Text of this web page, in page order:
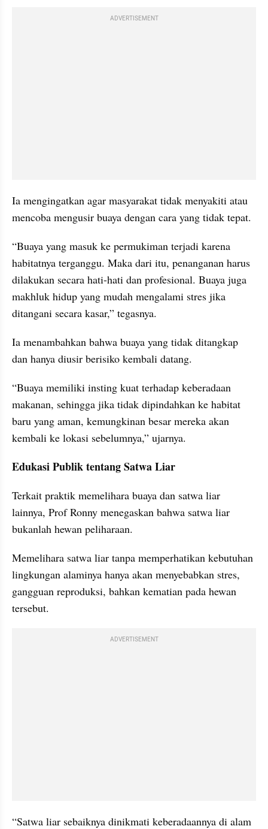
ADVERTISEMENT
Ia mengingatkan agar masyarakat tidak menyakiti atau
mencoba mengusir buaya dengan cara yang tidak tepat.
“Buaya yang masuk ke permukiman terjadi karena
habitatnya terganggu. Maka dari itu, penanganan harus
dilakukan secara hati-hati dan profesional. Buaya juga
makhluk hidup yang mudah mengalami stres jika
ditangani secara kasar,” tegasnya.
Ia menambahkan bahwa buaya yang tidak ditangkap
dan hanya diusir berisiko kembali datang.
“Buaya memiliki insting kuat terhadap keberadaan
makanan, sehingga jika tidak dipindahkan ke habitat
baru yang aman, kemungkinan besar mereka akan
kembali ke lokasi sebelumnya,” ujarnya.
Edukasi Publik tentang Satwa Liar
Terkait praktik memelihara buaya dan satwa liar
lainnya, Prof Ronny menegaskan bahwa satwa liar
bukanlah hewan peliharaan.
Memelihara satwa liar tanpa memperhatikan kebutuhan
lingkungan alaminya hanya akan menyebabkan stres,
gangguan reproduksi, bahkan kematian pada hewan
tersebut.
ADVERTISEMENT
“Satwa liar sebaiknya dinikmati keberadaannya di alam